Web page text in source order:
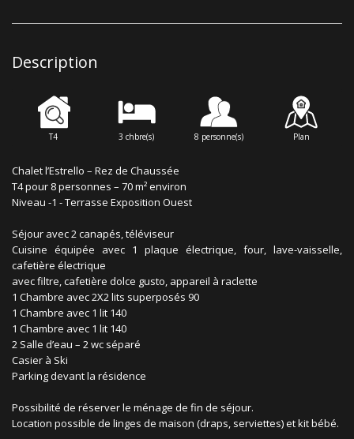
Description
T4 3 chbre(s) 8 personne(s) Plan
Chalet l’Estrello – Rez de Chaussée
T4 pour 8 personnes – 70 m² environ
Niveau -1 - Terrasse Exposition Ouest
Séjour avec 2 canapés, téléviseur
Cuisine équipée avec 1 plaque électrique, four, lave-vaisselle,
cafetière électrique
avec filtre, cafetière dolce gusto, appareil à raclette
1 Chambre avec 2X2 lits superposés 90
1 Chambre avec 1 lit 140
1 Chambre avec 1 lit 140
2 Salle d’eau – 2 wc séparé
Casier à Ski
Parking devant la résidence
Possibilité de réserver le ménage de fin de séjour.
Location possible de linges de maison (draps, serviettes) et kit bébé.